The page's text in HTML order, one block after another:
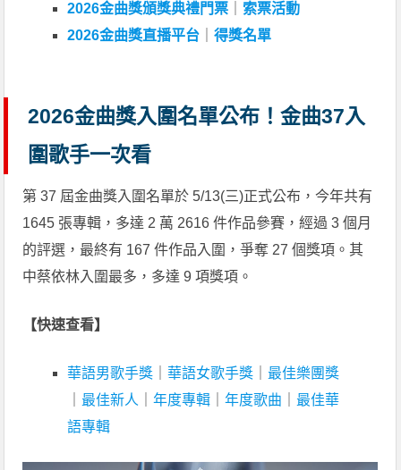
2026金曲獎頒獎典禮門票
索票活動
2026金曲獎直播平台 ｜得獎名單
2026金曲獎入圍名單公布！金曲37入
圍歌手一次看
第 37 屆金曲獎入圍名單於 5/13(三)正式公布，今年共有
1645 張專輯，多達 2 萬 2616 件作品參賽，經過 3 個月
的評選，最終有 167 件作品入圍，爭奪 27 個獎項。其
中蔡依林入圍最多，多達 9 項獎項。
【快速查看】
華語男歌手獎 ｜華語女歌手獎
最佳樂團獎
最佳新人 ｜年度專輯 ｜年度歌曲
最佳華
語專輯